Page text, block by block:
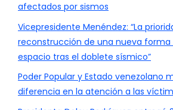
afectados por sismos
Vicepresidente Menéndez: “La
reconstrucción de una nueva
espacio tras el doblete sísmico”
Poder Popular y Estado venezolano
diferencia en la atención a las